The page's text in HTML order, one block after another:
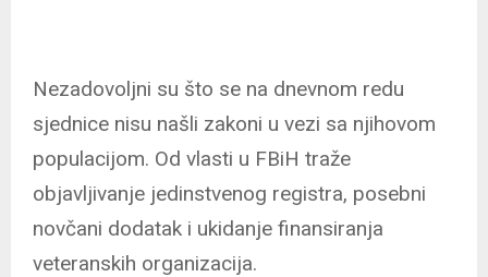
Nezadovoljni su što se na dnevnom redu
sjednice nisu našli zakoni u vezi sa njihovom
populacijom. Od vlasti u FBiH traže
objavljivanje jedinstvenog registra, posebni
novčani dodatak i ukidanje finansiranja
veteranskih organizacija.